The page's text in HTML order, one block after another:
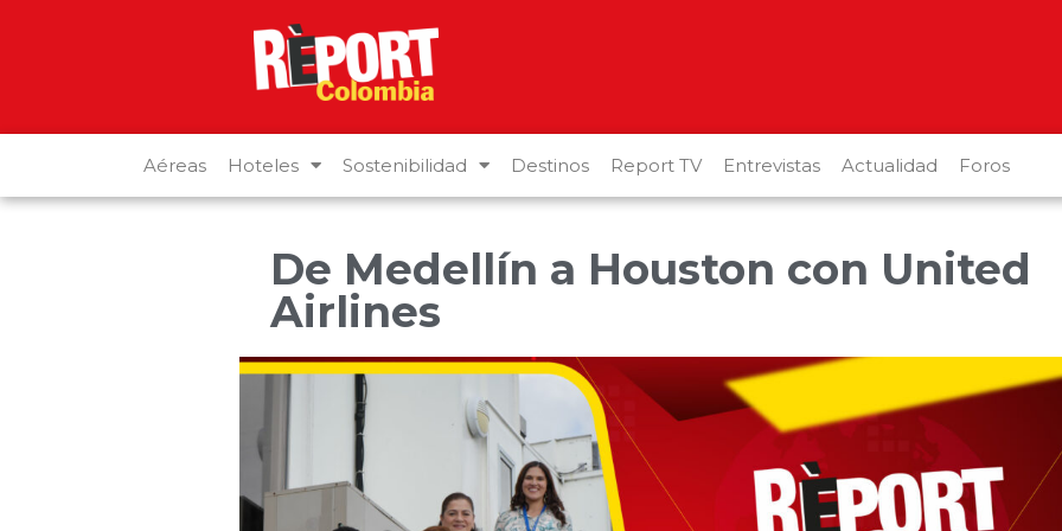
Aéreas Hoteles Sostenibilidad Destinos Report TV Entrevistas Actualidad Foros
De Medellín a Houston con United
Airlines